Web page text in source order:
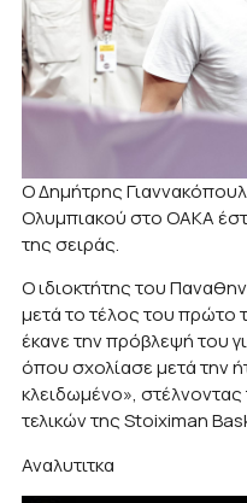
O Δημήτρης
Ολυμπιακού στο ΟΑΚΑ
της σειράς.
Ο ιδιοκτήτης του
μετά το τέλος του πρώτο
έκανε την πρόβλεψή του
όπου σχολίασε μετά την
κλειδωμένο»,
τελικών της Stoiximan
Αναλυτιτκα